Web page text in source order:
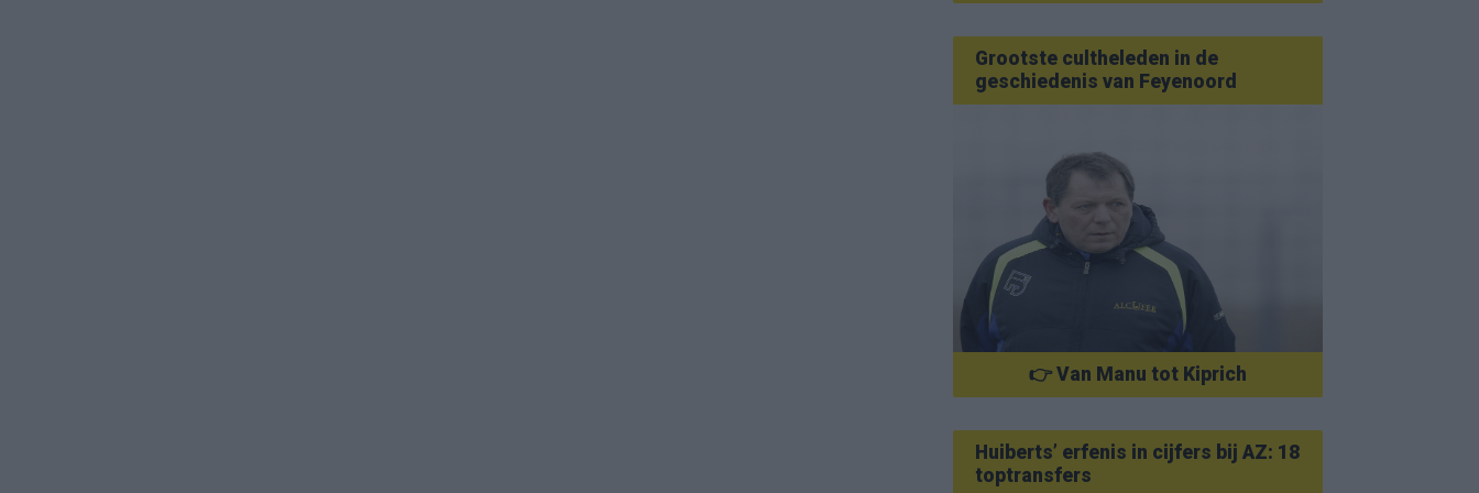
Grootste cultheleden in de
geschiedenis van Feyenoord
👉 Van Manu tot Kiprich
Huiberts’ erfenis in cijfers bij AZ: 18
toptransfers